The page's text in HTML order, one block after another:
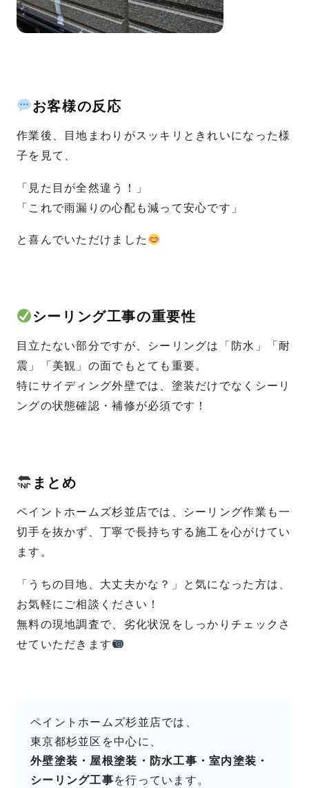
お客様の反応
作業後、目地まわりがスッキリときれいになった様
子を見て、
「見た目が全然違う！」
「これで雨漏りの心配も減って安心です」
と喜んでいただけました
シーリング工事の重要性
目立たない部分ですが、シーリングは「防水」「耐
震」「美観」の面でもとても重要。
特にサイディング外壁では、塗装だけでなくシーリ
ングの状態確認・補修が必須です！
まとめ
ペイントホームズ杉並店では、シーリング作業も一
切手を抜かず、丁寧で長持ちする施工を心がけてい
ます。
「うちの目地、大丈夫かな？」と気になった方は、
お気軽にご相談ください！
無料の現地調査で、劣化状況をしっかりチェックさ
せていただきます
ペイントホームズ杉並店では、
東京都杉並区を中心に、
外壁塗装・屋根塗装・防水工事・室内塗装・
シーリング工事を行っています。